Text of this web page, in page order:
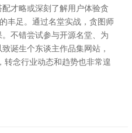
才略或深刻了解用户体验贪
丰足。通过名堂实战，贪图师
不错尝试参与开源名堂、为
诞生个东谈主作品集网站，
转念行业动态和趋势也非常遑